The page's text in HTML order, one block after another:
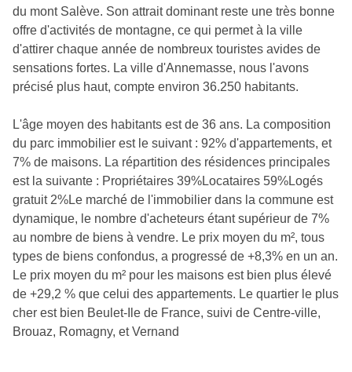
du mont Salève. Son attrait dominant reste une très bonne
offre d'activités de montagne, ce qui permet à la ville
d'attirer chaque année de nombreux touristes avides de
sensations fortes. La ville d'Annemasse, nous l'avons
précisé plus haut, compte environ 36.250 habitants.
L'âge moyen des habitants est de 36 ans. La composition
du parc immobilier est le suivant : 92% d'appartements, et
7% de maisons. La répartition des résidences principales
est la suivante : Propriétaires 39%Locataires 59%Logés
gratuit 2%Le marché de l'immobilier dans la commune est
dynamique, le nombre d'acheteurs étant supérieur de 7%
au nombre de biens à vendre. Le prix moyen du m², tous
types de biens confondus, a progressé de +8,3% en un an.
Le prix moyen du m² pour les maisons est bien plus élevé
de +29,2 % que celui des appartements. Le quartier le plus
cher est bien Beulet-Ile de France, suivi de Centre-ville,
Brouaz, Romagny, et Vernand